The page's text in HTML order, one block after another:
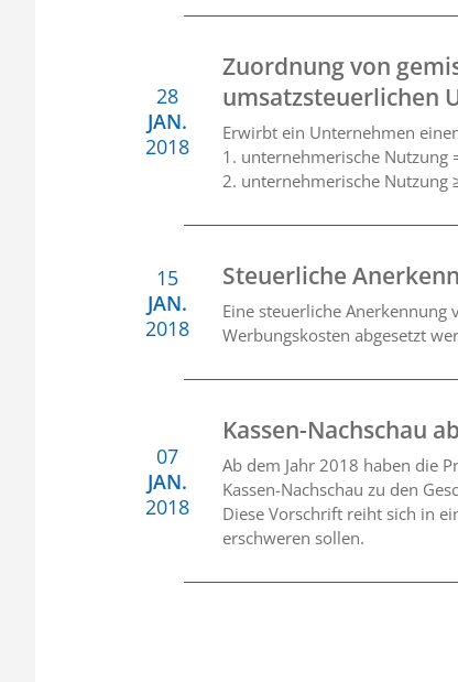
28
JAN.
2018
Zuordnung von
umsatzsteuerlichen
Erwirbt ein Unternehmen
1. unternehmerische
2. unternehmerische Nutzung
15
JAN.
2018
Steuerliche
Eine steuerliche
Werbungskosten abgesetzt
07
JAN.
2018
Kassen-Nachschau
Ab dem Jahr 2018 haben die
Kassen-Nachschau zu den
Diese Vorschrift reiht sich in
erschweren sollen.